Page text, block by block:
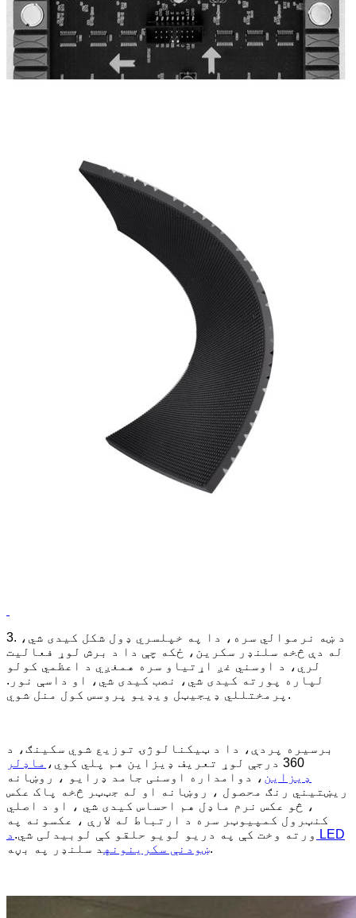
3. د ښه نرموالي سره، دا په خپلسري ډول شکل کیدی شي،
له دې څخه سلنډر سکرین، ځکه چې دا د برش لوړ فعالیت
لري، د اوسني غږ اړتیاو سره همغږي د اعظمي کولو
لپاره پورته کیدی شي، نصب کیدی شي، او داسې نور.
پرمختللي ډیجیټل ویډیو پروسس کول منل شوي.
برسیره پردې، دا د ټیکنالوژۍ توزیع شوي سکینګ، د
360 درجې لوړ تعریف ډیزاین هم پلي کوي،
ماډلر
ډیزاین ، دوامداره اوسنی جامد ډرایو ، روښانه
ریښتیني رنګ محصول ، روښانه او له جټټر څخه پاک عکس
، څو عکس نرم ماډل هم احساس کیدی شي ، او د اصلي
کنټرول کمپیوټر سره د ارتباط له لارې ، عکسونه په
ورته وخت کې په دریو لویو حلقو کې لوبیدلی شي. د LED
ښودنې سکرینونهد سلنډر په بڼه.